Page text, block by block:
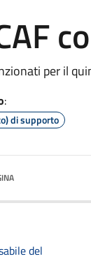
per il
:
di supporto
del